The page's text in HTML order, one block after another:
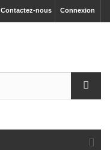
Connexion
Contactez-nous